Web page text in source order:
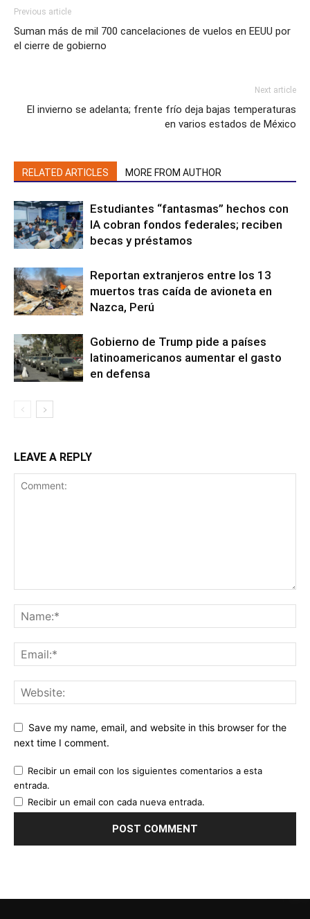
Previous article
Suman más de mil 700 cancelaciones de vuelos en EEUU por
el cierre de gobierno
Next article
El invierno se adelanta; frente frío deja bajas temperaturas
en varios estados de México
RELATED ARTICLES MORE FROM AUTHOR
Estudiantes “fantasmas” hechos con
IA cobran fondos federales; reciben
becas y préstamos
Reportan extranjeros entre los 13
muertos tras caída de avioneta en
Nazca, Perú
Gobierno de Trump pide a países
latinoamericanos aumentar el gasto
en defensa
LEAVE A REPLY
Save my name, email, and website in this browser for the
next time I comment.
Recibir un email con los siguientes comentarios a esta
entrada.
Recibir un email con cada nueva entrada.